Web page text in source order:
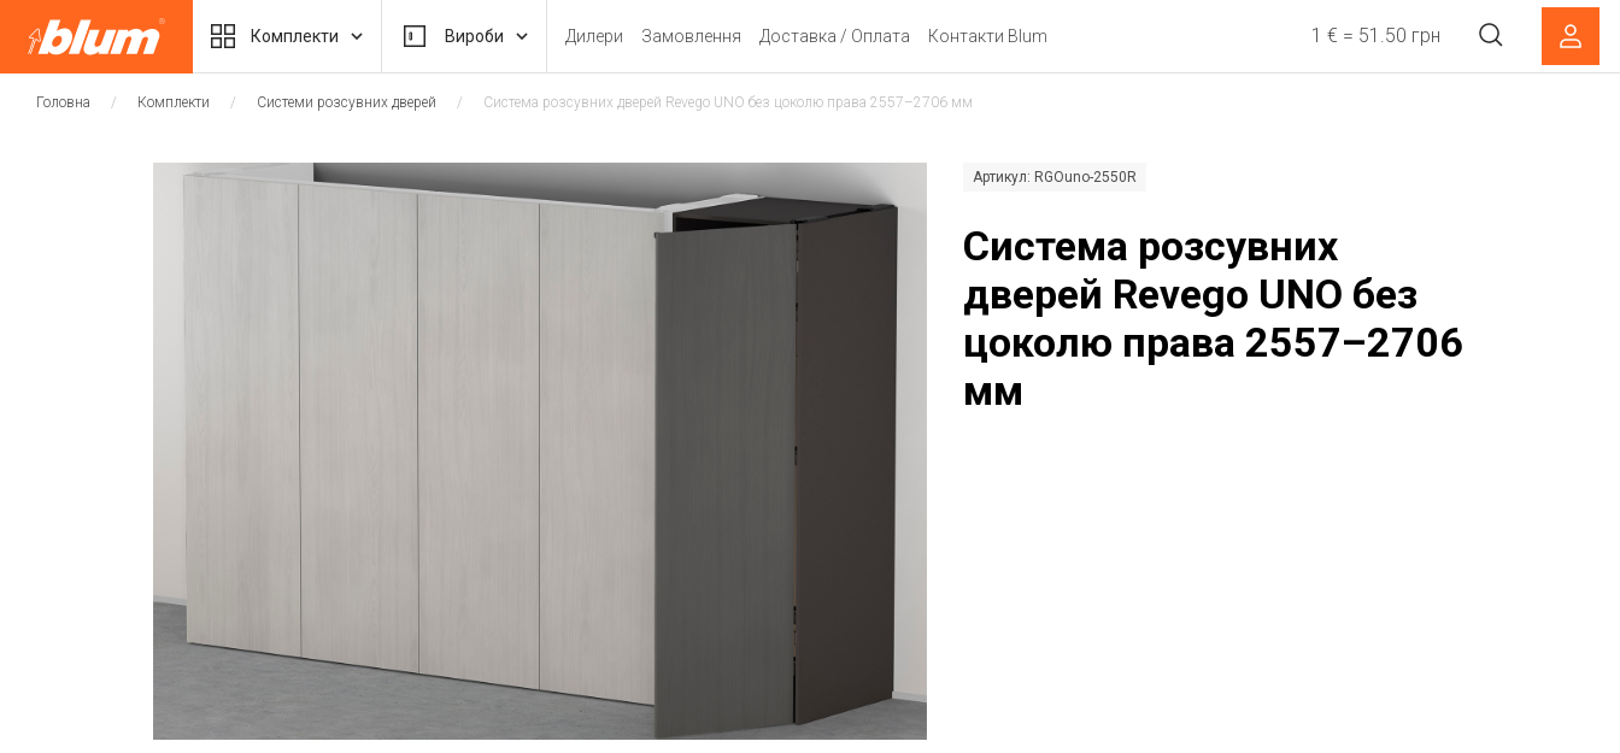
Комплекти Вироби Дилери Замовлення Доставка / Оплата Контакти Blum 1 € = 51.50 грн
Головна Комплекти Системи розсувних дверей Система розсувних дверей Revego UNO без цоколю права 2557–2706 мм
Артикул: RGOuno-2550R
Система розсувних
дверей Revego UNO без
цоколю права 2557–2706
мм